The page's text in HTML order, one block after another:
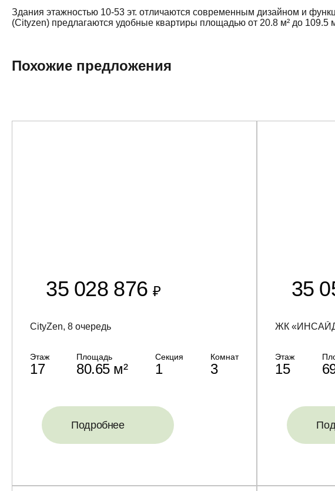
Здания этажностью 10-53 эт. отличаются современным дизайном и
(Cityzen) предлагаются удобные квартиры площадью от 20.8 м² до 109.5
Похожие предложения
35 028 876₽
CityZen, 8 очередь
Этаж
17
Площадь
80.65 м²
Секция
1
Комнат
3
Подробнее
35
ЖК
Этаж
15